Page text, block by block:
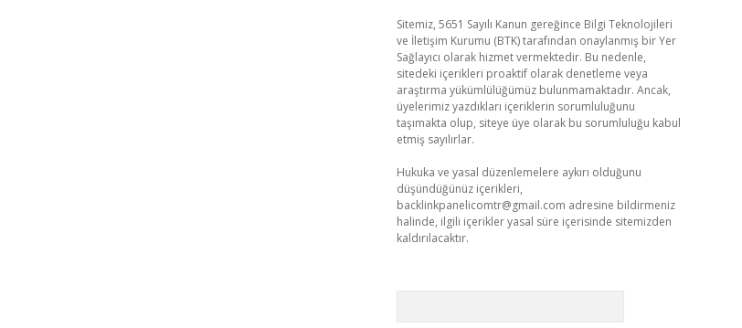
Sitemiz, 5651 Sayılı Kanun gereğince Bilgi Teknolojileri
ve İletişim Kurumu (BTK) tarafından onaylanmış bir Yer
Sağlayıcı olarak hizmet vermektedir. Bu nedenle,
sitedeki içerikleri proaktif olarak denetleme veya
araştırma yükümlülüğümüz bulunmamaktadır. Ancak,
üyelerimiz yazdıkları içeriklerin sorumluluğunu
taşımakta olup, siteye üye olarak bu sorumluluğu kabul
etmiş sayılırlar.
Hukuka ve yasal düzenlemelere aykırı olduğunu
düşündüğünüz içerikleri,
backlinkpanelicomtr@gmail.com adresine bildirmeniz
halinde, ilgili içerikler yasal süre içerisinde sitemizden
kaldırılacaktır.